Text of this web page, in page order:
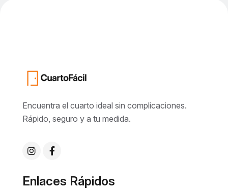
Encuentra el cuarto ideal sin complicaciones.
Rápido, seguro y a tu medida.
Enlaces Rápidos